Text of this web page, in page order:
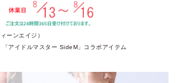
ーンエイジ）
「アイドルマスター SideM」コラボアイテム